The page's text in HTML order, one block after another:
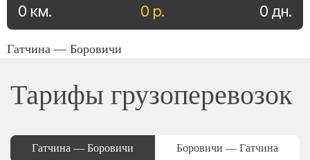
0 р.
0 км. 0 дн.
Гатчина — Боровичи
Тарифы грузоперевозок
Гатчина — Боровичи Боровичи — Гатчина